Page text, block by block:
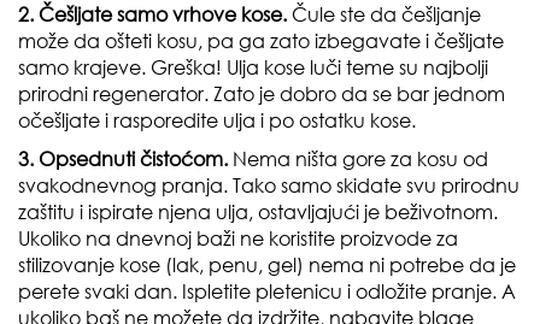
2. Češljate samo vrhove kose. Čule ste da češljanje
može da ošteti kosu, pa ga zato izbegavate i češljate
samo krajeve. Greška! Ulja kose luči teme su najbolji
prirodni regenerator. Zato je dobro da se bar jednom
očešljate i rasporedite ulja i po ostatku kose.
3. Opsednuti čistoćom. Nema ništa gore za kosu od
svakodnevnog pranja. Tako samo skidate svu prirodnu
zaštitu i ispirate njena ulja, ostavljajući je beživotnom.
Ukoliko na dnevnoj baži ne koristite proizvode za
stilizovanje kose (lak, penu, gel) nema ni potrebe da je
perete svaki dan. Ispletite pletenicu i odložite pranje. A
ukoliko baš ne možete da izdržite, nabavite blage